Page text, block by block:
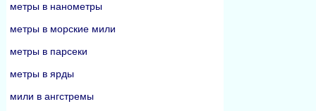
метры в нанометры
метры в морские мили
метры в парсеки
метры в ярды
мили в ангстремы